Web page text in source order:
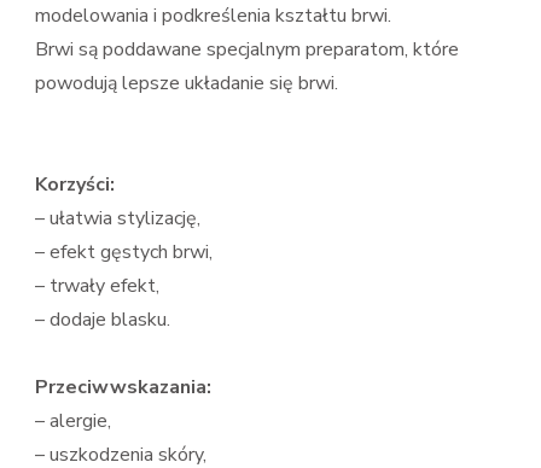
modelowania i podkreślenia kształtu brwi.
Brwi są poddawane specjalnym preparatom, które
powodują lepsze układanie się brwi.
Korzyści:
– ułatwia stylizację,
– efekt gęstych brwi,
– trwały efekt,
– dodaje blasku.
Przeciwwskazania:
– alergie,
– uszkodzenia skóry,